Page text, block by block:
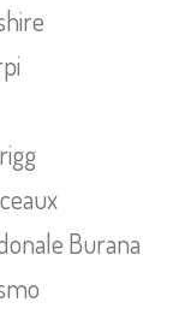
Burana